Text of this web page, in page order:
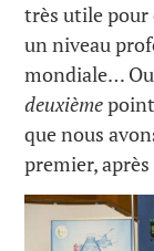
très utile pour
un niveau
mondiale…
deuxième
que nous
premier,